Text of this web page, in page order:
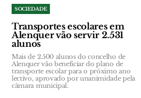
SOCIEDADE
Transportes escolares em
Alenquer vão servir 2.531
alunos
Mais de 2.500 alunos do concelho de
Alenquer vão beneficiar do plano de
transporte escolar para o próximo ano
lectivo, aprovado por unanimidade pela
câmara municipal.